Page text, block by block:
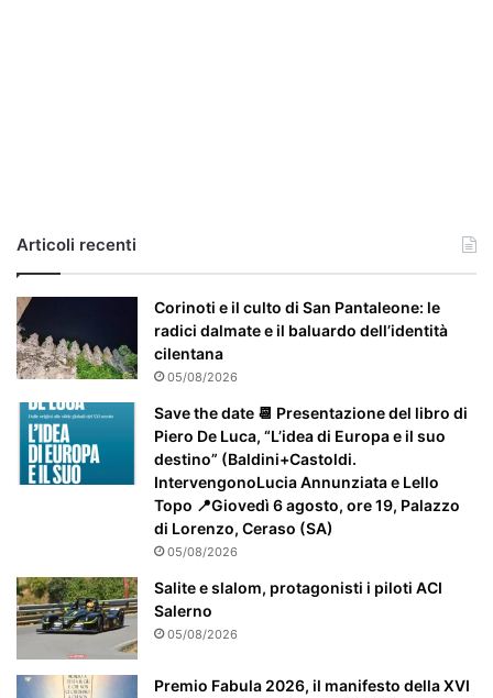
e
p
a
r
t
i
c
t
e
a
t
Articoli recenti
Corinoti e il culto di San Pantaleone: le
radici dalmate e il baluardo dell’identità
cilentana
05/08/2026
Save the date 📆 Presentazione del libro di
Piero De Luca, “L’idea di Europa e il suo
destino” (Baldini+Castoldi.
IntervengonoLucia Annunziata e Lello
Topo 📍Giovedì 6 agosto, ore 19, Palazzo
di Lorenzo, Ceraso (SA)
05/08/2026
Salite e slalom, protagonisti i piloti ACI
Salerno
05/08/2026
Premio Fabula 2026, il manifesto della XVI